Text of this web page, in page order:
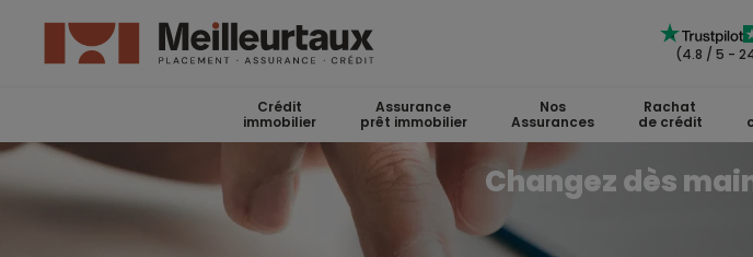
(4.8 / 5 -
Crédit
immobilier
Assurance
prêt immobilier
Nos
Assurances
Rachat
de crédit
Changez dès